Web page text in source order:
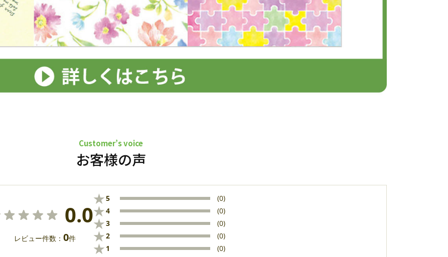
Customer’s voice
お客様の声
0.0
レビュー件数： 0件
★5 (0)
★4 (0)
★3 (0)
★2 (0)
★ 1 (0)